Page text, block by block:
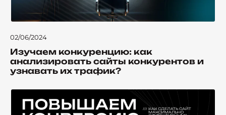
02/06/2024
Изучаем конкуренцию: как
анализировать сайты конкурентов и
узнавать их трафик?